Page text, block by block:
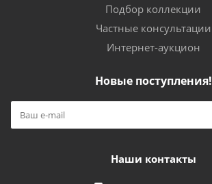
Подбор коллекции
Частные консультации
Интернет-аукцион
Новые поступления!
Наши контакты